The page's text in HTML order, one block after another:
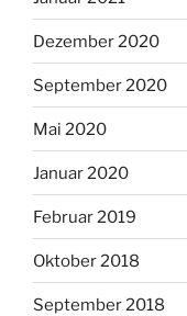
Dezember 2020
September 2020
Mai 2020
Januar 2020
Februar 2019
Oktober 2018
September 2018